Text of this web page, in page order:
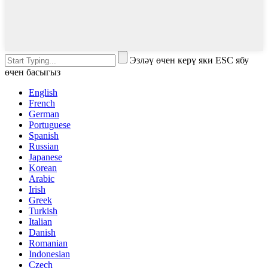
Эзләү өчен керү яки ESC ябу
өчен басыгыз
English
French
German
Portuguese
Spanish
Russian
Japanese
Korean
Arabic
Irish
Greek
Turkish
Italian
Danish
Romanian
Indonesian
Czech